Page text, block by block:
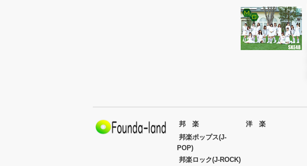
邦 楽
邦楽ポップス(J-
POP)
邦楽ロック(J-ROCK)
洋 楽